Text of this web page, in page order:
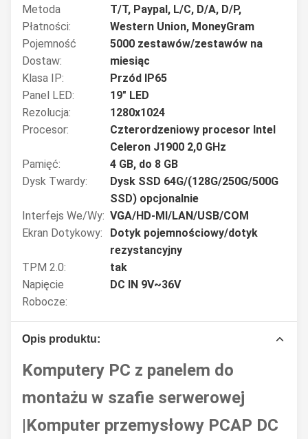
Metoda
Płatności:
T/T, Paypal, L/C, D/A, D/P,
Western Union, MoneyGram
Pojemność
Dostaw:
5000 zestawów/zestawów na
miesiąc
Klasa IP:
Przód IP65
Panel LED:
19" LED
Rezolucja:
1280x1024
Procesor:
Czterordzeniowy procesor Intel
Celeron J1900 2,0 GHz
Pamięć:
4 GB, do 8 GB
Dysk Twardy:
Dysk SSD 64G/(128G/250G/500G
SSD) opcjonalnie
Interfejs We/wy: VGA/HD-MI/LAN/USB/COM
Ekran Dotykowy:
Dotyk pojemnościowy/dotyk
rezystancyjny
TPM 2.0:
tak
Napięcie
Robocze:
DC IN 9V~36V
Opis produktu:
Komputery PC z panelem do
montażu w szafie serwerowej
|Komputer przemysłowy PCAP DC